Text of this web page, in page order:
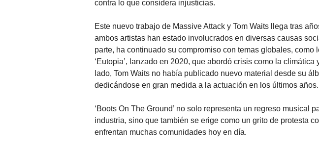
contra lo que considera injusticias.
Este nuevo trabajo de Massive Attack y Tom Waits llega tras
ambos artistas han estado involucrados en diversas causas
parte, ha continuado su compromiso con temas globales, como
‘Eutopia’, lanzado en 2020, que abordó crisis como la
lado, Tom Waits no había publicado nuevo material desde su
dedicándose en gran medida a la actuación en los últimos años.
‘Boots On The Ground’ no solo representa un regreso musical
industria, sino que también se erige como un grito de protesta
enfrentan muchas comunidades hoy en día.